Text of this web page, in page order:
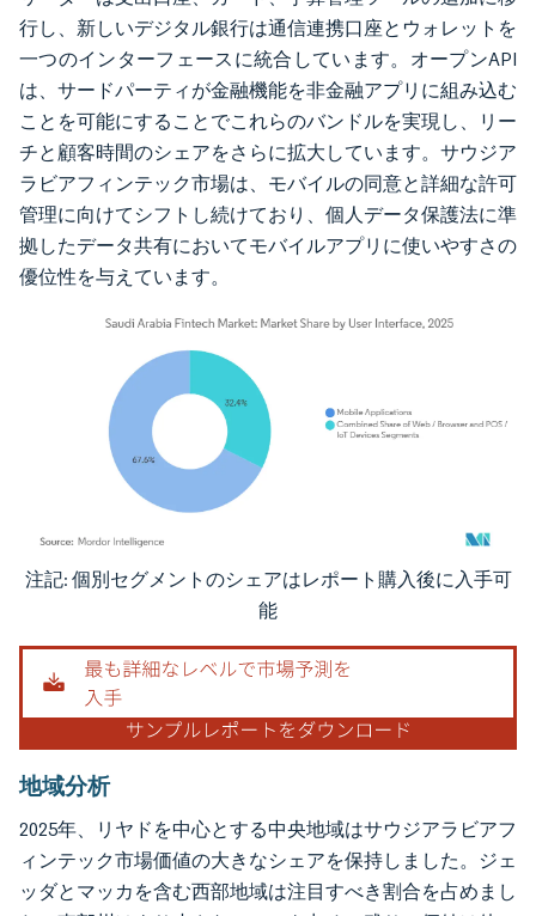
行し、新しいデジタル銀行は通信連携口座とウォレットを
一つのインターフェースに統合しています。オープンAPI
は、サードパーティが金融機能を非金融アプリに組み込む
ことを可能にすることでこれらのバンドルを実現し、リー
チと顧客時間のシェアをさらに拡大しています。サウジア
ラビアフィンテック市場は、モバイルの同意と詳細な許可
管理に向けてシフトし続けており、個人データ保護法に準
拠したデータ共有においてモバイルアプリに使いやすさの
優位性を与えています。
画像 © Mordor Intelligence。再利用にはCC BY 4.0の表示が必要です。
注記: 個別セグメントのシェアはレポート購入後に入手可
能
地域分析
2025年、リヤドを中心とする中央地域はサウジアラビアフ
ィンテック市場価値の大きなシェアを保持しました。ジェ
ッダとマッカを含む西部地域は注目すべき割合を占めまし